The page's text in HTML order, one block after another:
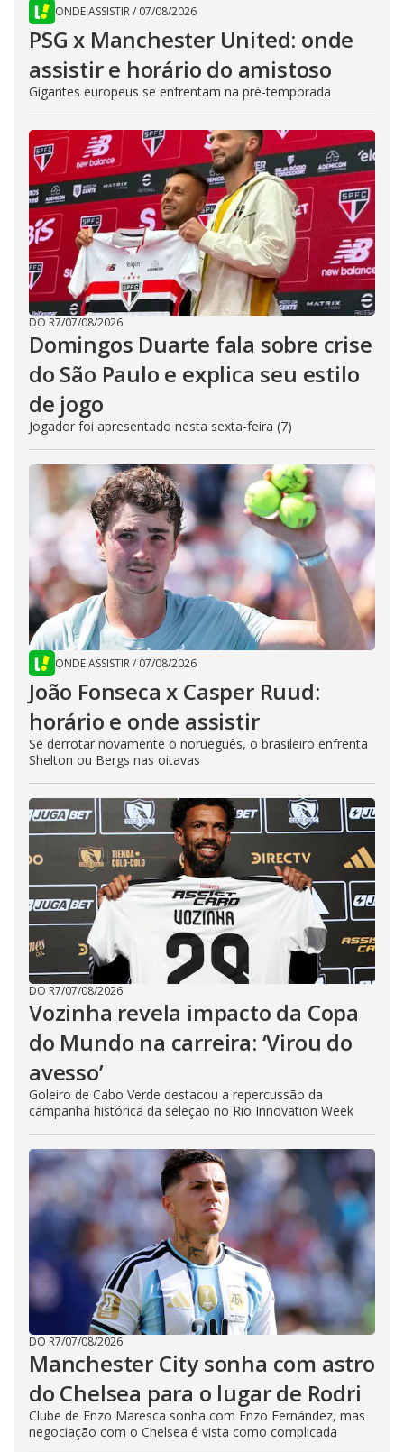
ONDE ASSISTIR/ 07/08/2026
PSG x Manchester United: onde
assistir e horário do amistoso
Gigantes europeus se enfrentam na pré-temporada
DO R7/07/08/2026
Domingos Duarte fala sobre crise
do São Paulo e explica seu estilo
de jogo
Jogador foi apresentado nesta sexta-feira (7)
ONDE ASSISTIR/ 07/08/2026
João Fonseca x Casper Ruud:
horário e onde assistir
Se derrotar novamente o norueguês, o brasileiro enfrenta
Shelton ou Bergs nas oitavas
DO R7/07/08/2026
Vozinha revela impacto da Copa
do Mundo na carreira: ‘Virou do
avesso’
Goleiro de Cabo Verde destacou a repercussão da
campanha histórica da seleção no Rio Innovation Week
DO R7/07/08/2026
Manchester City sonha com astro
do Chelsea para o lugar de Rodri
Clube de Enzo Maresca sonha com Enzo Fernández, mas
negociação com o Chelsea é vista como complicada